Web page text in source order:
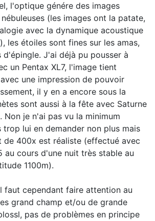
l'optique génére des images
(les images ont la patate,
avec la dynamique acoustique
les étoiles sont fines sur les amas,
J'ai déjà pu pousser à
un Pentax XL7, l'image tient
une impression de pouvoir
il y en a encore sous la
sont aussi à la fête avec Saturne
Non je n'ai pas vu la minimum
trop lui en demander non plus mais
de 400x est réaliste (effectué avec
au cours d'une nuit très stable au
1100m).
faut cependant faire attention au
grand champ et/ou de grande
pas de problèmes en principe